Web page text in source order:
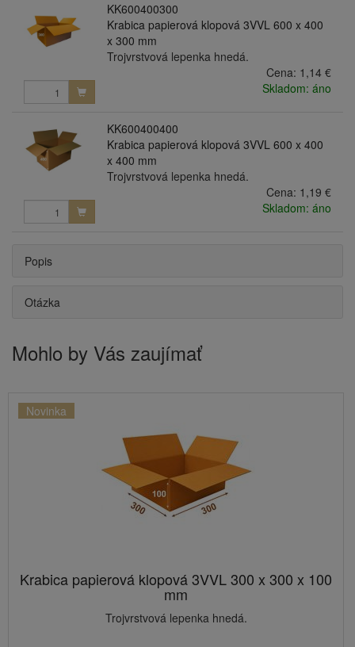
KK600400300
Krabica papierová klopová 3VVL 600 x 400
x 300 mm
Trojvrstvová lepenka hnedá.
Cena: 1,14 €
Skladom: áno
KK600400400
Krabica papierová klopová 3VVL 600 x 400
x 400 mm
Trojvrstvová lepenka hnedá.
Cena: 1,19 €
Skladom: áno
Popis
Otázka
Mohlo by Vás zaujímať
Novinka
Krabica papierová klopová 3VVL 300 x 300 x 100
mm
Trojvrstvová lepenka hnedá.